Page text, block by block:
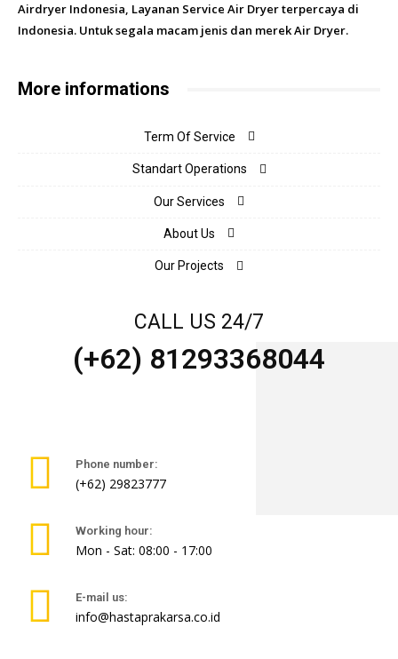
Airdryer Indonesia, Layanan Service Air Dryer terpercaya di
Indonesia. Untuk segala macam jenis dan merek Air Dryer.
More informations
Term Of Service
Standart Operations
Our Services
About Us
Our Projects
CALL US 24/7
(+62) 81293368044
Phone number:
(+62) 29823777
Working hour:
Mon - Sat: 08:00 - 17:00
E-mail us:
info@hastaprakarsa.co.id